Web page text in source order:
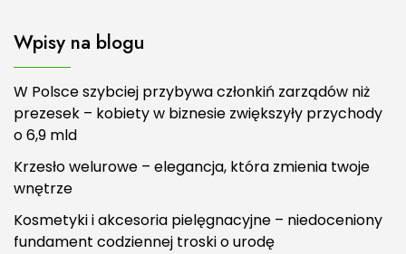
Wpisy na blogu
W Polsce szybciej przybywa członkiń zarządów niż
prezesek – kobiety w biznesie zwiększyły przychody
o 6,9 mld
Krzesło welurowe – elegancja, która zmienia twoje
wnętrze
Kosmetyki i akcesoria pielęgnacyjne – niedoceniony
fundament codziennej troski o urodę